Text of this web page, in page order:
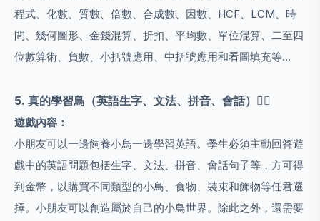
程式、化數、質數、倍數、合成數、因數、HCF、LCM、時
間、幾何圖形、金錢混算、折扣、平均數、單位混算、二至四
位數算術、負數、小括號應用、中括號應用和看圖填充等…
5. 真的學習鳥 （英語生字、文法、拼音、會話） 🐦‍🔥
遊戲內容：
小朋友可以一邊飼養小鳥一邊學習英語。學生必須主動回答遊
戲中的英語問題包括生字、文法、拼音、會話句子等，方可得
到金幣，以購買不同類型的小鳥、食物、裝束和飾物等任君選
擇。小朋友可以創造屬於自己的小鳥世界。除此之外，還需要